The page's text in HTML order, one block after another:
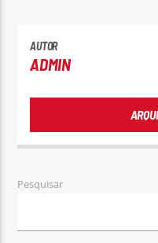
AUTOR
ADMIN
Pesquisar